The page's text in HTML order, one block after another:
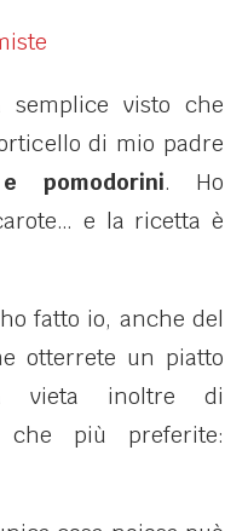
visto che
di mio padre
e pomodorini. Ho
e la ricetta è
fatto io, anche del
otterrete un piatto
vieta inoltre di
che più preferite: